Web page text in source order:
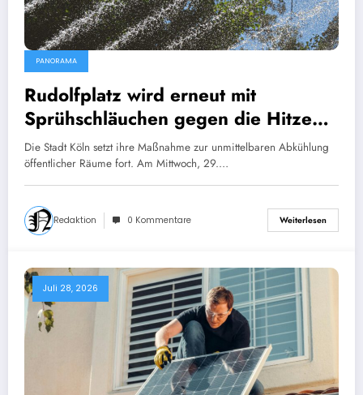
PANORAMA
Rudolfplatz wird erneut mit
Sprühschläuchen gegen die Hitze
ausgestattet
Die Stadt Köln setzt ihre Maßnahme zur unmittelbaren Abkühlung
öffentlicher Räume fort. Am Mittwoch, 29.…
Redaktion 0 Kommentare Weiterlesen
Juli 28, 2026